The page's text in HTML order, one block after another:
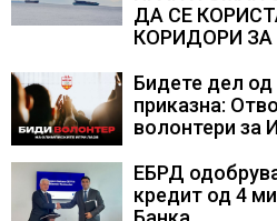
ДА СЕ
КОРИДОРИ
Бидете дел
приказна:
волонтери за
ЕБРД
кредит од 4